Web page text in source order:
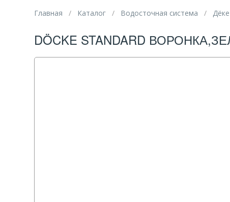
Главная Каталог Водосточная система
DÖCKE STANDARD